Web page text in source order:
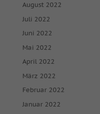
August 2022
Juli 2022
Juni 2022
Mai 2022
April 2022
März 2022
Februar 2022
Januar 2022